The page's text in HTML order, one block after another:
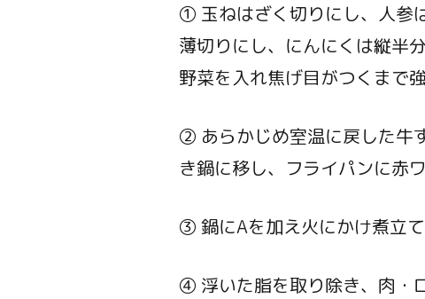
① 玉ねはざく切りにし、人参
薄切りにし、にんにくは縦半
野菜を入れ焦げ目がつくまで
② あらかじめ室温に戻した牛
き鍋に移し、フライパンに赤
③ 鍋にAを加え火にかけ煮立
④ 浮いた脂を取り除き、肉・